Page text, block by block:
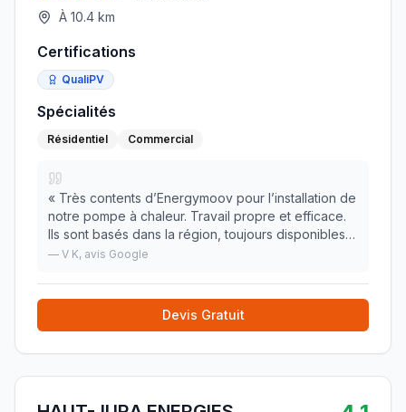
À 10.4 km
Certifications
QualiPV
Spécialités
Résidentiel Commercial
« Très contents d’Energymoov pour l’installation de
notre pompe à chaleur. Travail propre et efficace.
Ils sont basés dans la région, toujours disponibles
pour l’entretien, le suivi ou toute question après
— V K, avis Google
Devis Gratuit